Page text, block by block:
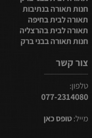
חנות תאורה בנתיבות
תאורה לבית בחיפה
תאורה לבית בהרצליה
חנות תאורה בבני ברק
צור קשר
טלפון:
077-2314080
מייל:טופס כאן